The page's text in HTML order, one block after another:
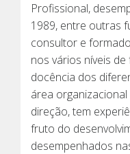
Profissional,
1989, entre outras
consultor e
nos vários níveis
docência dos
área
direção, tem
fruto do
desempenhados